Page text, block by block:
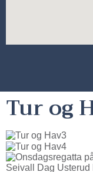
Tur og